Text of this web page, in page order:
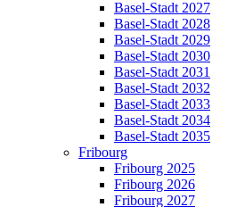
Basel-Stadt 2027
Basel-Stadt 2028
Basel-Stadt 2029
Basel-Stadt 2030
Basel-Stadt 2031
Basel-Stadt 2032
Basel-Stadt 2033
Basel-Stadt 2034
Basel-Stadt 2035
Fribourg
Fribourg 2025
Fribourg 2026
Fribourg 2027